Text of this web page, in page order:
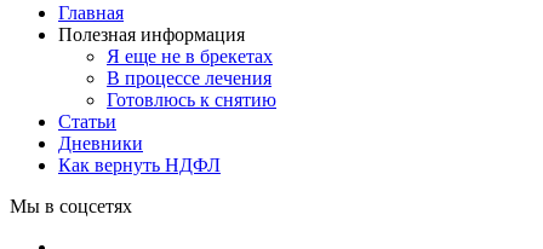
Главная
Полезная информация
Я еще не в брекетах
В процессе лечения
Готовлюсь к снятию
Статьи
Дневники
Как вернуть НДФЛ
Мы в соцсетях